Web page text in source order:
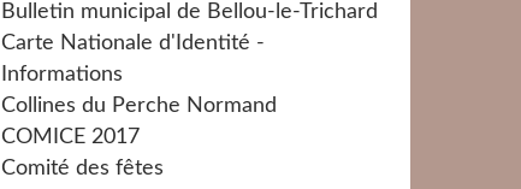
Bulletin municipal de Bellou-le-Trichard
Carte Nationale d'Identité -
Informations
Collines du Perche Normand
COMICE 2017
Comité des fêtes